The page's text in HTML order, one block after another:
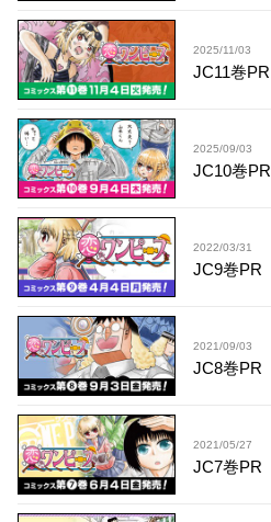
2025/11/03
JC11巻PR
2025/09/03
JC10巻PR
2022/03/31
JC9巻PR
2021/09/03
JC8巻PR
2021/05/27
JC7巻PR